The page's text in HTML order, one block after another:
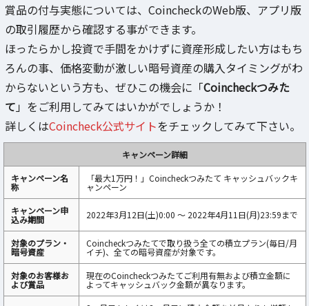
賞品の付与実態については、CoincheckのWeb版、アプリ版
の取引履歴から確認する事ができます。
ほったらかし投資で手間をかけずに資産形成したい方はもち
ろんの事、価格変動が激しい暗号資産の購入タイミングがわ
からないという方も、ぜひこの機会に「Coincheckつみた
て 」をご利用してみてはいかがでしょうか！
詳しくはCoincheck公式サイトをチェックしてみて下さい。
キャンペーン詳細
キャンペーン名
称
「最大1万円！」Coincheckつみたて キャッシュバックキ
ャンペーン
キャンペーン申
込み期間 2022年3月12日(土)0:00 〜 2022年4月11日(月)23:59まで
対象のプラン・
暗号資産
Coincheckつみたてで取り扱う全ての積立プラン(毎日/月
イチ)、全ての暗号資産が対象です。
対象のお客様お
よび賞品
現在のCoincheckつみたてご利用有無および積立金額に
よってキャッシュバック金額が異なります。